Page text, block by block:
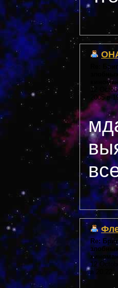
Re:
12
2005 в
Re:
злобных
12
в 20:22